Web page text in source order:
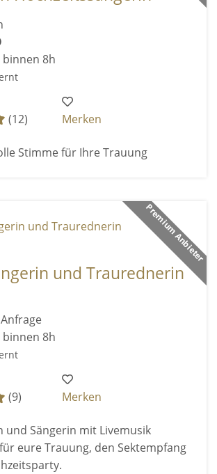
8h
(12)
Merken
Stimme für Ihre Trauung
Premium Anbieter
und Traurednerin
8h
(9)
Merken
und Sängerin mit Livemusik
eure Trauung, den Sektempfang